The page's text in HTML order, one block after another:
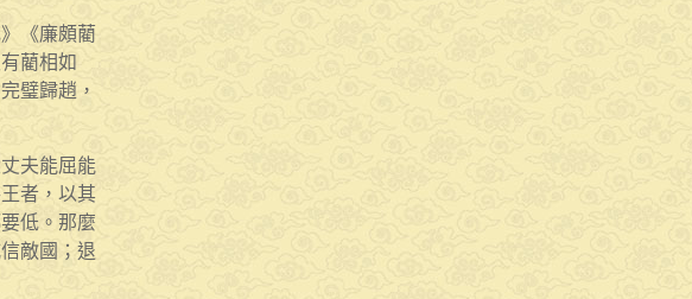
《廉頗藺
藺相如
璧歸趙，
夫能屈能
者，以其
低。那麼
敵國；退